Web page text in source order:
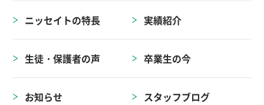
ニッセイトの特長 実績紹介
生徒・保護者の声 卒業生の今
お知らせ スタッフブログ